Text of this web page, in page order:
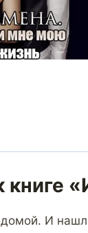
книге
домой. И